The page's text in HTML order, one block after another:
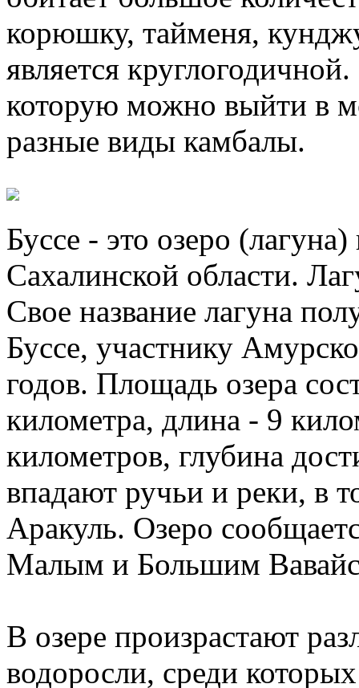
корюшку, тайменя,
является
которую можно выйти в
разные виды камбалы.
Буссе - это озеро
Сахалинской области.
Свое название лагуна
Буссе, участнику
годов. Площадь озера
километра, длина - 9
километров, глубина
впадают ручьи и реки, в
Аракуль. Озеро
Малым и Большим
В озере произрастают
водоросли, среди